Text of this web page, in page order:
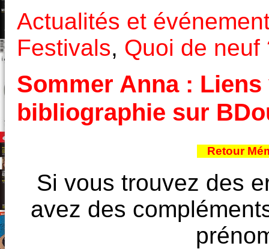
Actualités et
Festivals, Quoi de neuf
Sommer Anna :
bibliographie sur
Retour
Si vous trouvez des
avez des